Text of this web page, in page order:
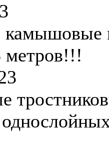
камышовые